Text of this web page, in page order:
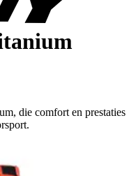
die comfort en prestaties